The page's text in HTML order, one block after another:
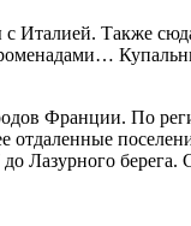
Италией. Также
Франции. По
отдаленные
Лазурного берега.